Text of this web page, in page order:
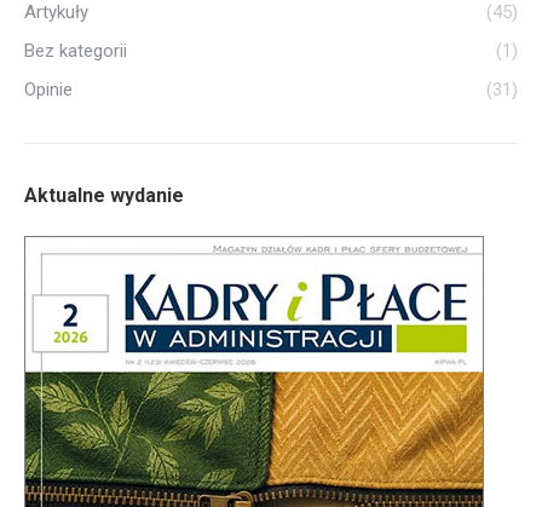
Artykuły
(45)
Bez kategorii
(1)
Opinie
(31)
Aktualne wydanie